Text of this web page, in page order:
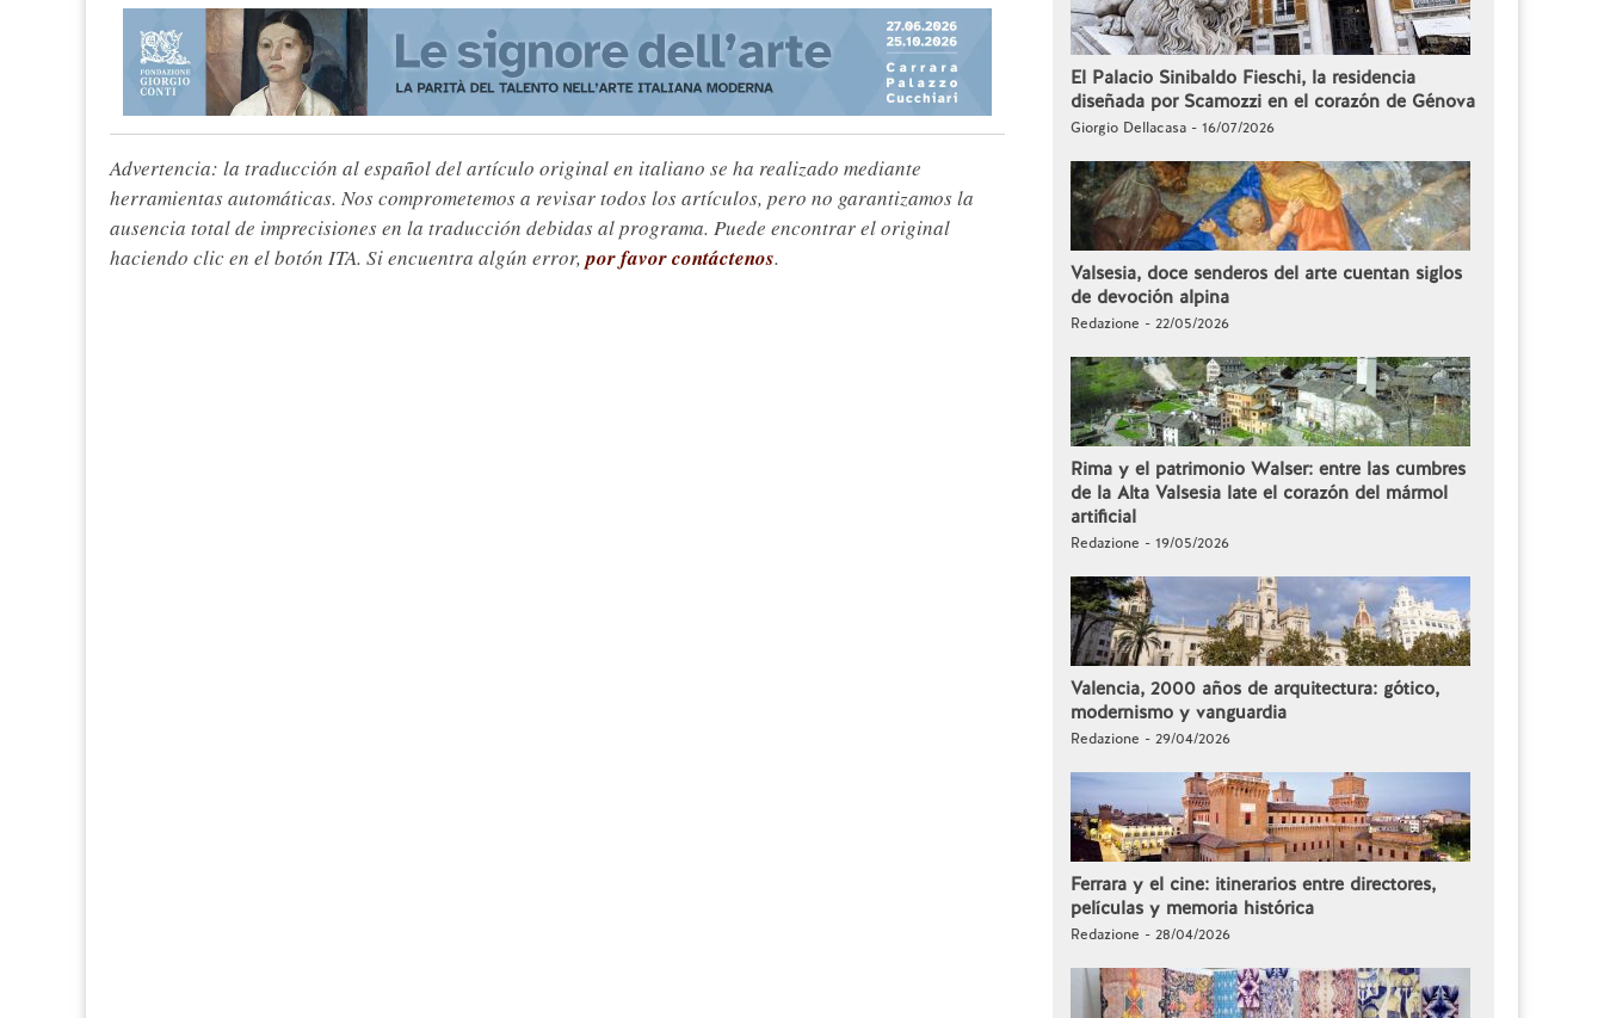
Advertencia: la traducción al español del artículo original en italiano se ha realizado mediante
herramientas automáticas. Nos comprometemos a revisar todos los artículos, pero no garantizamos la
ausencia total de imprecisiones en la traducción debidas al programa. Puede encontrar el original
haciendo clic en el botón ITA. Si encuentra algún error,por favor contáctenos.
El Palacio Sinibaldo Fieschi, la residencia
diseñada por Scamozzi en el corazón de Génova
Giorgio Dellacasa - 16/07/2026
Valsesia, doce senderos del arte cuentan siglos
de devoción alpina
Redazione - 22/05/2026
Rima y el patrimonio Walser: entre las cumbres
de la Alta Valsesia late el corazón del mármol
artificial
Redazione - 19/05/2026
Valencia, 2000 años de arquitectura: gótico,
modernismo y vanguardia
Redazione - 29/04/2026
Ferrara y el cine: itinerarios entre directores,
películas y memoria histórica
Redazione - 28/04/2026